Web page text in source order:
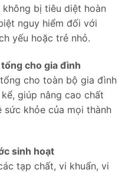
bị tiêu diệt hoàn
nguy hiểm đối với
yếu hoặc trẻ nhỏ.
cho gia đình
cho toàn bộ gia đình
giúp nâng cao chất
khỏe của mọi thành
sinh hoạt
tạp chất, vi khuẩn, vi